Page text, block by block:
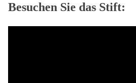
Besuchen Sie das Stift: